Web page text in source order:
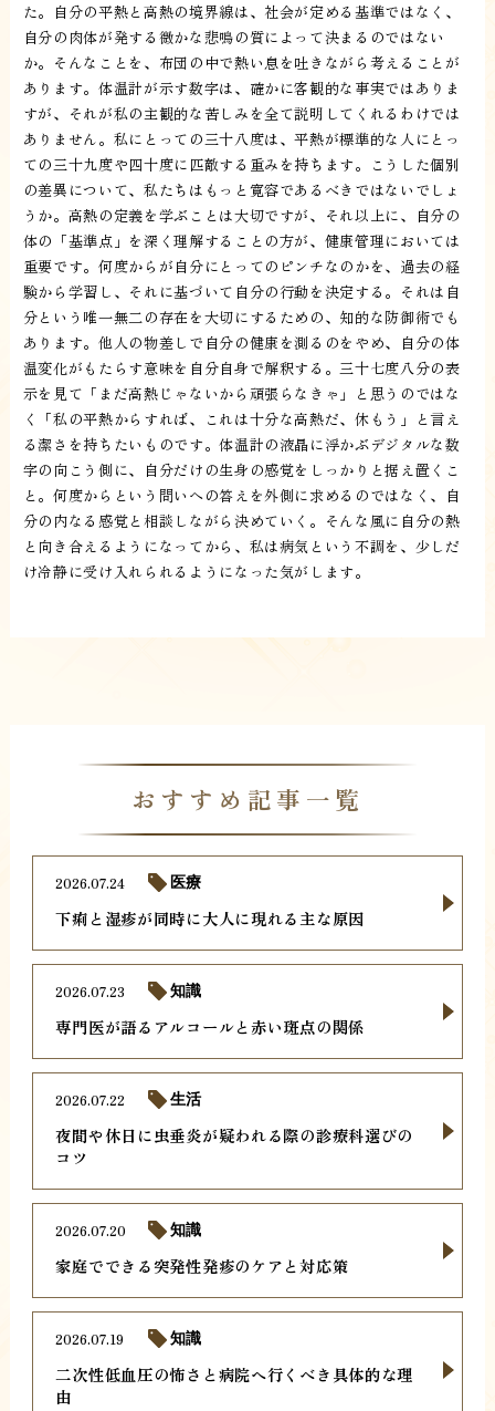
た。自分の平熱と高熱の境界線は、社会が定める基準ではなく、
自分の肉体が発する微かな悲鳴の質によって決まるのではない
か。そんなことを、布団の中で熱い息を吐きながら考えることが
あります。体温計が示す数字は、確かに客観的な事実ではありま
すが、それが私の主観的な苦しみを全て説明してくれるわけでは
ありません。私にとっての三十八度は、平熱が標準的な人にとっ
ての三十九度や四十度に匹敵する重みを持ちます。こうした個別
の差異について、私たちはもっと寛容であるべきではないでしょ
うか。高熱の定義を学ぶことは大切ですが、それ以上に、自分の
体の「基準点」を深く理解することの方が、健康管理においては
重要です。何度からが自分にとってのピンチなのかを、過去の経
験から学習し、それに基づいて自分の行動を決定する。それは自
分という唯一無二の存在を大切にするための、知的な防御術でも
あります。他人の物差しで自分の健康を測るのをやめ、自分の体
温変化がもたらす意味を自分自身で解釈する。三十七度八分の表
示を見て「まだ高熱じゃないから頑張らなきゃ」と思うのではな
く「私の平熱からすれば、これは十分な高熱だ、休もう」と言え
る潔さを持ちたいものです。体温計の液晶に浮かぶデジタルな数
字の向こう側に、自分だけの生身の感覚をしっかりと据え置くこ
と。何度からという問いへの答えを外側に求めるのではなく、自
分の内なる感覚と相談しながら決めていく。そんな風に自分の熱
と向き合えるようになってから、私は病気という不調を、少しだ
け冷静に受け入れられるようになった気がします。
おすすめ記事一覧
下痢と湿疹が同時に大人に現れる主な原因
2026.07.24 医療
専門医が語るアルコールと赤い斑点の関係
2026.07.23 知識
夜間や休日に虫垂炎が疑われる際の診療科選びの
コツ
2026.07.22 生活
家庭でできる突発性発疹のケアと対応策
2026.07.20 知識
二次性低血圧の怖さと病院へ行くべき具体的な理
由
2026.07.19 知識